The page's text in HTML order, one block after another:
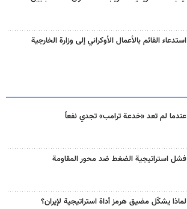
استدعاء القائم بالأعمال الأوكراني إلى وزارة الخارجية
عندما لم تعد «خدعة ترامب» تجدي نفعاً
فشل استراتيجية الضغط ضد محور المقاومة
لماذا يشكّل مضيق هرمز أداة استراتيجية لإيران؟